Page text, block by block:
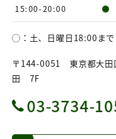
15:00-20:00 ●
◯：土、日曜日18:00まで
〒144-0051 東京都大
田 7F
03-3734-